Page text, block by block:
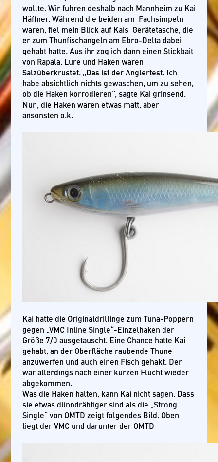
wollte. Wir fuhren deshalb nach Mannheim zu Kai
Häffner. Während die beiden am Fachsimpeln
waren, fiel mein Blick auf Kais Gerätetasche, die
er zum Thunfischangeln am Ebro-Delta dabei
gehabt hatte. Aus ihr zog ich dann einen Stickbait
von Rapala. Lure und Haken waren
Salzüberkrustet. „Das ist der Anglertest. Ich
habe absichtlich nichts gewaschen, um zu sehen,
ob die Haken korrodieren“, sagte Kai grinsend.
Nun, die Haken waren etwas matt, aber
ansonsten o.k.
Kai hatte die Originaldrillinge zum Tuna-Poppern
gegen „VMC Inline Single“-Einzelhaken der
Größe 7/0 ausgetauscht. Eine Chance hatte Kai
gehabt, an der Oberfläche raubende Thune
anzuwerfen und auch einen Fisch gehakt. Der
war allerdings nach einer kurzen Flucht wieder
abgekommen.
Was die Haken halten, kann Kai nicht sagen. Dass
sie etwas dünndrähtiger sind als die „Strong
Single“ von OMTD zeigt folgendes Bild. Oben
liegt der VMC und darunter der OMTD